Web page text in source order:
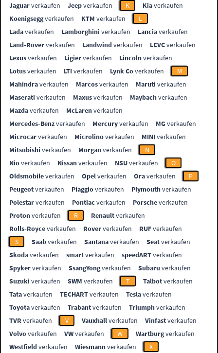
Jaguarverkaufen Jeepverkaufen K Kiaverkaufen
Koenigseggverkaufen KTM verkaufen
L
Ladaverkaufen Lamborghini verkaufen Lanciaverkaufen
Land-Roververkaufen Landwindverkaufen LEVCverkaufen
Lexusverkaufen Ligierverkaufen Lincolnverkaufen
Lotusverkaufen LTIverkaufen Lynk Coverkaufen
M
Mahindraverkaufen Marcosverkaufen Maruti verkaufen
Maserati verkaufen Maxusverkaufen Maybachverkaufen
Mazdaverkaufen McLarenverkaufen
Mercedes-Benzverkaufen Mercuryverkaufen MGverkaufen
Microcarverkaufen Microlinoverkaufen MINIverkaufen
Mitsubishi verkaufen Morganverkaufen
N
Nioverkaufen Nissanverkaufen NSUverkaufen
O
Oldsmobileverkaufen Opelverkaufen Oraverkaufen
P
Peugeotverkaufen Piaggioverkaufen Plymouthverkaufen
Polestarverkaufen Pontiac verkaufen Porscheverkaufen
Protonverkaufen R Renaultverkaufen
Rolls-Royceverkaufen Roververkaufen RUFverkaufen
S
Saabverkaufen Santanaverkaufen Seatverkaufen
Skodaverkaufen smartverkaufen speedARTverkaufen
Spykerverkaufen SsangYongverkaufen Subaru verkaufen
Suzuki verkaufen SWM verkaufen T Talbotverkaufen
Tataverkaufen TECHARTverkaufen Teslaverkaufen
Toyotaverkaufen Trabantverkaufen Triumphverkaufen
TVR verkaufen V Vauxhallverkaufen Vinfastverkaufen
Volvoverkaufen VWverkaufen W Wartburgverkaufen
Westfieldverkaufen Wiesmannverkaufen
X